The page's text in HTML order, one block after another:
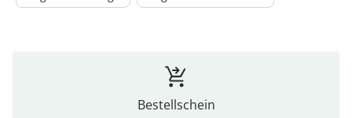
Bestellschein